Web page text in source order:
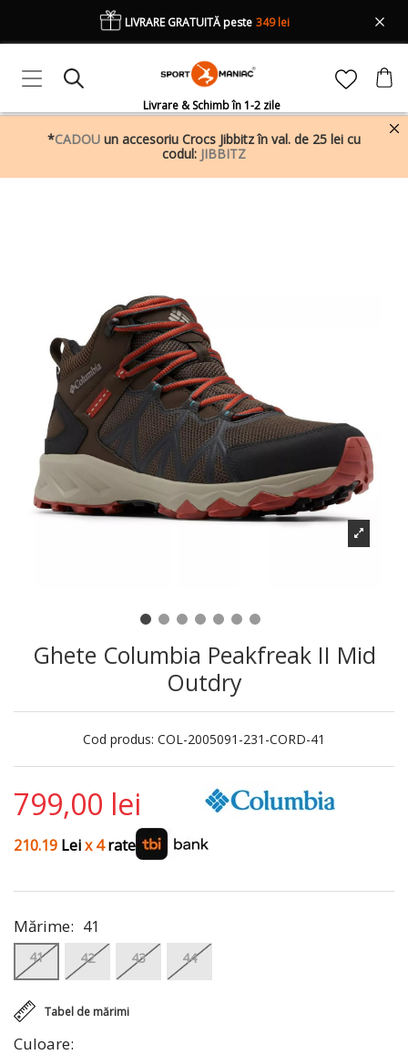
Livrare & Schimb în 1-2 zile
LIVRARE GRATUITĂ peste 349 lei
*CADOU un accesoriu Crocs Jibbitz în val. de 25 lei cu
codul: JIBBITZ
Ghete Columbia Peakfreak II Mid
Outdry
Cod produs: COL-2005091-231-CORD-41
799,00 lei
210.19 Leix 4rate
Culoare:
Tabel de mărimi
Mărime: 41
41 42 43 44